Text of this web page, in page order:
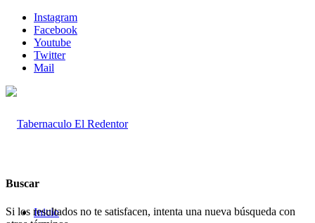
Instagram
Facebook
Youtube
Twitter
Mail
Inicio
Buscar
Si los resultados no te satisfacen, intenta una nueva búsqueda con